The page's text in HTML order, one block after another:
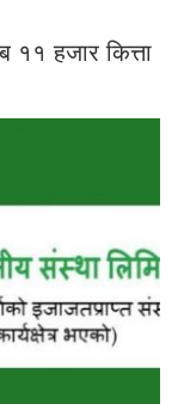
११ हजार कित्ता